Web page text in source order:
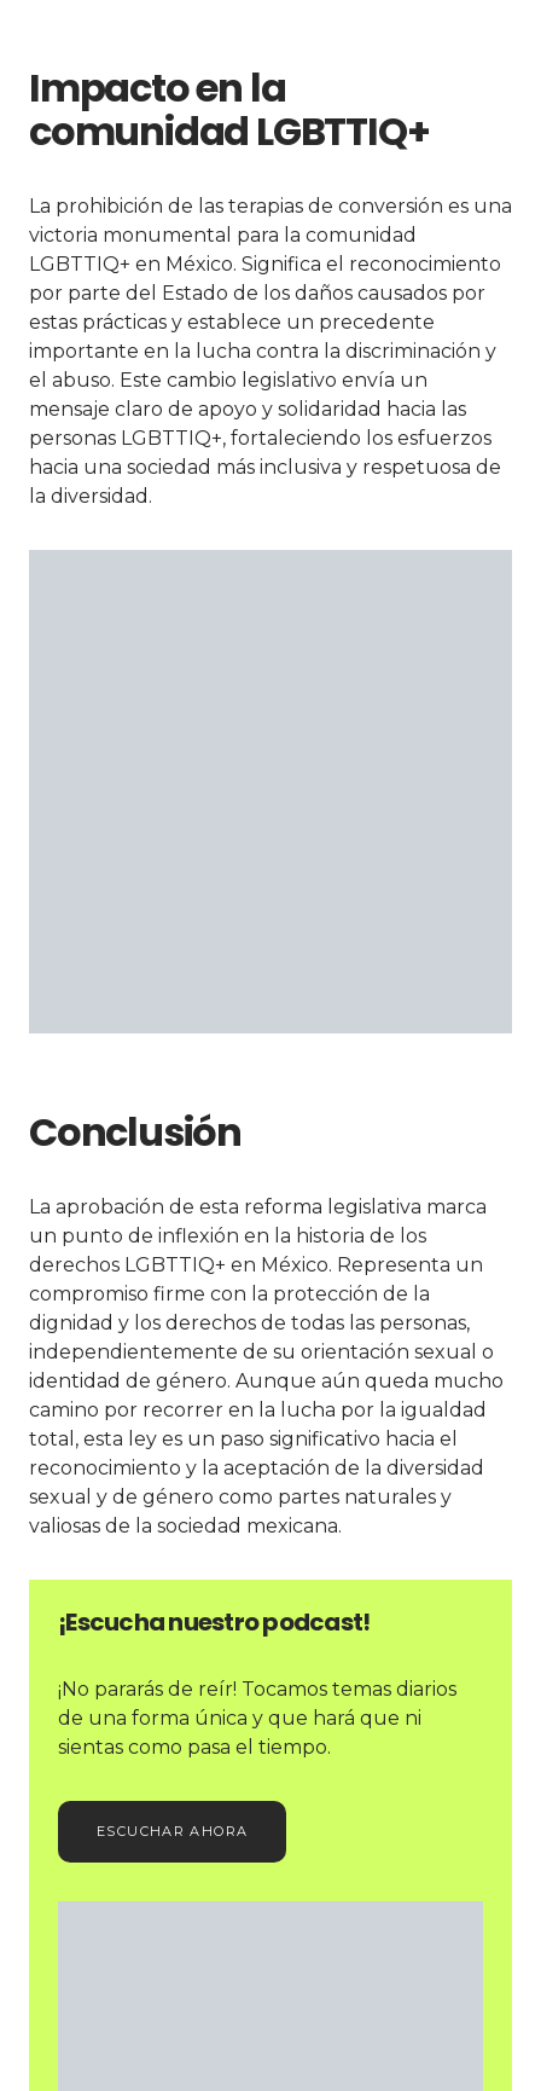
Impacto en la
comunidad LGBTTIQ+
La prohibición de las terapias de conversión es una
victoria monumental para la comunidad
LGBTTIQ+ en México. Significa el reconocimiento
por parte del Estado de los daños causados por
estas prácticas y establece un precedente
importante en la lucha contra la discriminación y
el abuso. Este cambio legislativo envía un
mensaje claro de apoyo y solidaridad hacia las
personas LGBTTIQ+, fortaleciendo los esfuerzos
hacia una sociedad más inclusiva y respetuosa de
la diversidad.
Conclusión
La aprobación de esta reforma legislativa marca
un punto de inflexión en la historia de los
derechos LGBTTIQ+ en México. Representa un
compromiso firme con la protección de la
dignidad y los derechos de todas las personas,
independientemente de su orientación sexual o
identidad de género. Aunque aún queda mucho
camino por recorrer en la lucha por la igualdad
total, esta ley es un paso significativo hacia el
reconocimiento y la aceptación de la diversidad
sexual y de género como partes naturales y
valiosas de la sociedad mexicana.
¡Escucha nuestro podcast!
¡No pararás de reír! Tocamos temas diarios
de una forma única y que hará que ni
sientas como pasa el tiempo.
ESCUCHAR AHORA